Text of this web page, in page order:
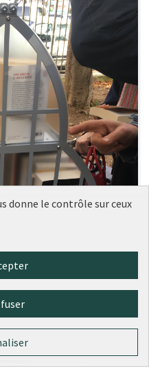
donne le contrôle sur ceux